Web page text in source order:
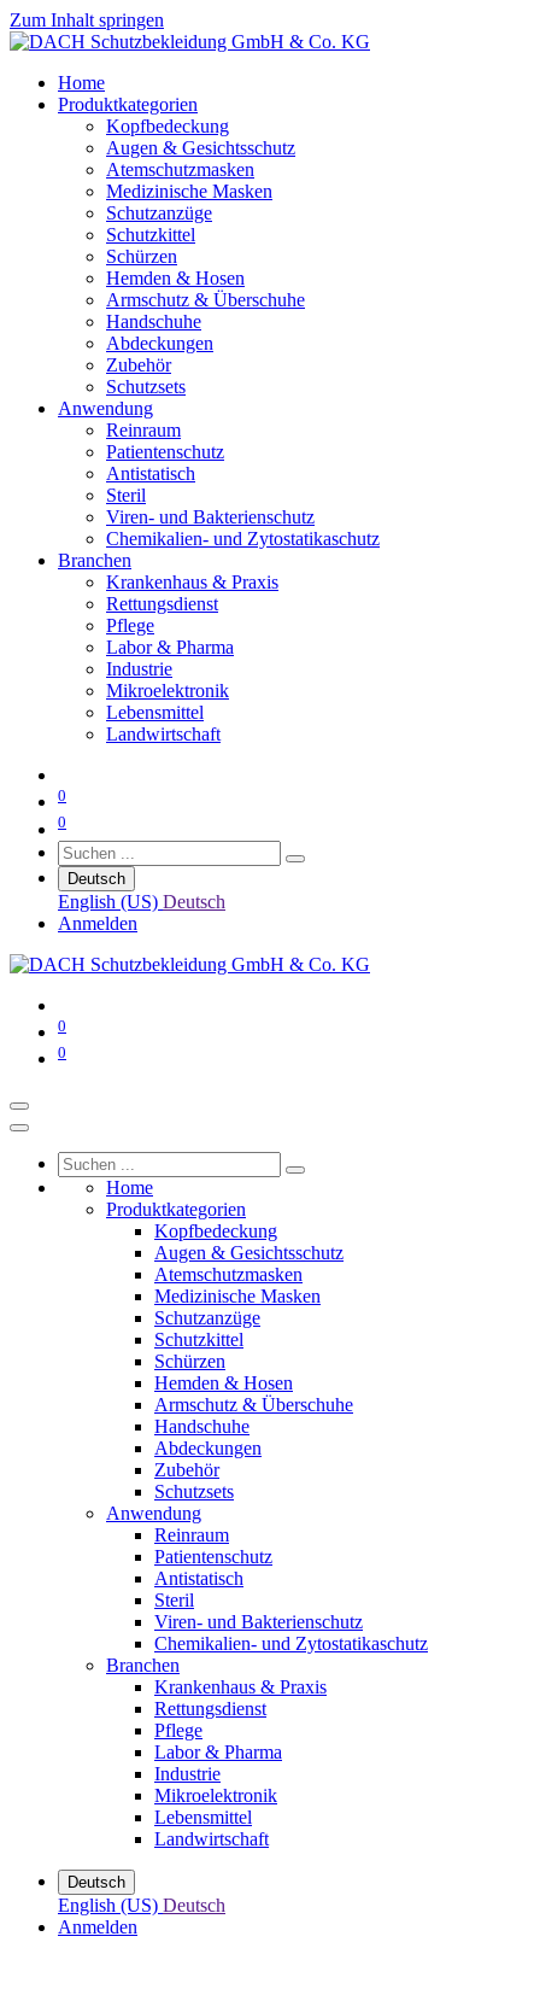
Zum Inhalt springen
Home
Produktkategorien
Kopfbedeckung
Augen & Gesichtsschutz
Atemschutzmasken
Medizinische Masken
Schutzanzüge
Schutzkittel
Schürzen
Hemden & Hosen
Armschutz & Überschuhe
Handschuhe
Abdeckungen
Zubehör
Schutzsets
Anwendung
Reinraum
Patientenschutz
Antistatisch
Steril
Viren- und Bakterienschutz
Chemikalien- und Zytostatikaschutz
Branchen
Krankenhaus & Praxis
Rettungsdienst
Pflege
Labor & Pharma
Industrie
Mikroelektronik
Lebensmittel
Landwirtschaft
0
0
Deutsch
English (US) Deutsch
Anmelden
0
0
Home
Produktkategorien
Kopfbedeckung
Augen & Gesichtsschutz
Atemschutzmasken
Medizinische Masken
Schutzanzüge
Schutzkittel
Schürzen
Hemden & Hosen
Armschutz & Überschuhe
Handschuhe
Abdeckungen
Zubehör
Schutzsets
Anwendung
Reinraum
Patientenschutz
Antistatisch
Steril
Viren- und Bakterienschutz
Chemikalien- und Zytostatikaschutz
Branchen
Krankenhaus & Praxis
Rettungsdienst
Pflege
Labor & Pharma
Industrie
Mikroelektronik
Lebensmittel
Landwirtschaft
Deutsch
English (US) Deutsch
Anmelden